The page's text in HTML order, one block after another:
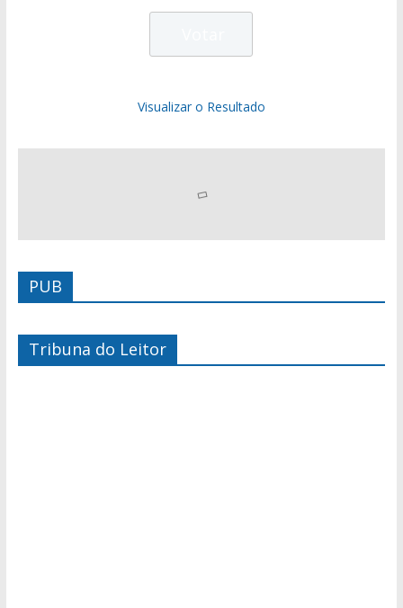
Visualizar o Resultado
PUB
Tribuna do Leitor